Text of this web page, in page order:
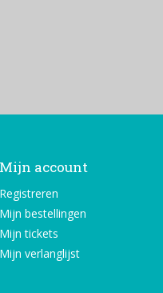
Mijn account
Registreren
Mijn bestellingen
Mijn tickets
Mijn verlanglijst